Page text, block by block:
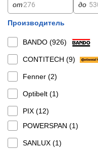
от до
Производитель
BANDO (926)
CONTITECH (9)
Fenner (2)
Optibelt (1)
PIX (12)
POWERSPAN (1)
SANLUX (1)